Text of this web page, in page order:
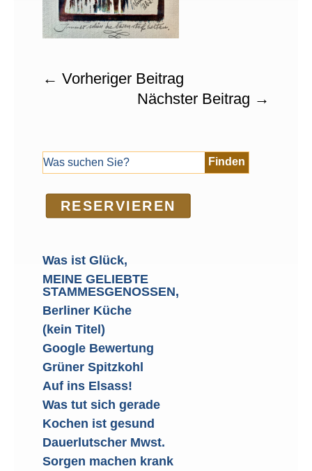
← Vorheriger Beitrag
Nächster Beitrag →
RE­SER­VIEREN
Was ist Glück,
MEINE GELIEBTE
STAMMESGENOSSEN,
Berliner Küche
(kein Titel)
Google Bewertung
Grüner Spitzkohl
Auf ins Elsass!
Was tut sich gerade
Kochen ist gesund
Dauerlutscher Mwst.
Sorgen machen krank